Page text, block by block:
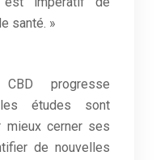
santé. »
progresse
études sont
mieux cerner ses
de nouvelles